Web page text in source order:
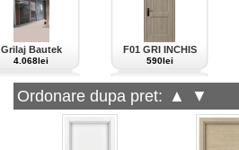
Grilaj Bautek
4.068lei
F01 GRI INCHIS
590lei
Ordonare dupa pret: ▲ ▼